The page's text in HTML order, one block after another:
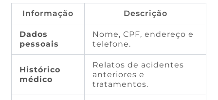
Informação Descrição
Dados
pessoais
Nome, CPF, endereço e
telefone.
Histórico
médico
Relatos de acidentes
anteriores e
tratamentos.